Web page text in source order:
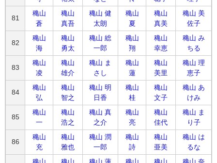
81
穐山
蒼
穐山
真吾
穐山 健
太朗
穐山
夏
穐山
真美
穐山 美
佐子
82
穐山
海
穐山
勇太
穐山 総
一郎
穐山
翔
穐山
幸恵
穐山 み
ちる
83
穐山
凌
穐山
雄介
穐山 ま
さし
穐山
蓮
穐山
美里
穐山 理
恵子
84
穐山
弘
穐山
智之
穐山 明
日香
穐山
桂
穐山
文子
穐山 あ
けみ
85
穐山
一
穐山
浩之
穐山 真
之介
穐山
亮
穐山
佳代
穐山 ま
り子
86
穐山
充
穐山
雅也
穐山 潤
一郎
穐山
詩
穐山
亜美
穐山 は
るな
穐山 穐山 穐山 蓮 穐山 穐山 穐山 奈